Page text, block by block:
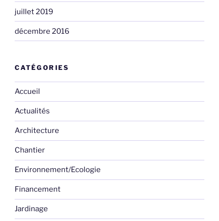
juillet 2019
décembre 2016
CATÉGORIES
Accueil
Actualités
Architecture
Chantier
Environnement/Ecologie
Financement
Jardinage